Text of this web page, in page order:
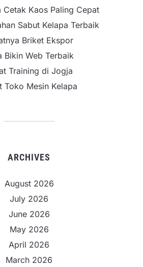
Cetak Kaos Paling Cepat
Sabut Kelapa Terbaik
Briket Ekspor
Bikin Web Terbaik
Training di Jogja
Toko Mesin Kelapa
ARCHIVES
August 2026
July 2026
June 2026
May 2026
April 2026
March 2026